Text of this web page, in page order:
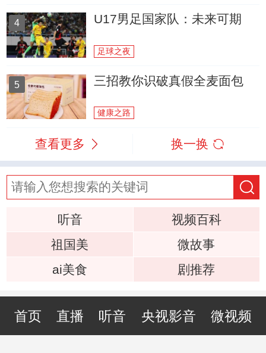
4 U17男足国家队：未来可期
足球之夜
5 三招教你识破真假全麦面包
健康之路
查看更多 换一换
听音
视频百科
祖国美
微故事
ai美食
剧推荐
首页 直播 听音 央视影音 微视频